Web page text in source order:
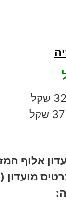
אלוף
מועדון